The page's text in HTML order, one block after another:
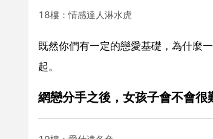
18樓：情感達人淋水虎
既然你們有一定的戀愛基礎，為什麼
起。
網戀分手之後，女孩子會不會很